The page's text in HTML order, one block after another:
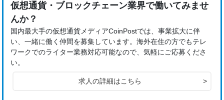
仮想通貨・ブロックチェーン業界で働いてみませ
んか？
国内最大手の仮想通貨メディアCoinPostでは、事業拡大に伴
い、一緒に働く仲間を募集しています。海外在住の方でもテレ
ワークでのライター業務対応可能なので、気軽にご応募くださ
い。
求人の詳細はこちら >